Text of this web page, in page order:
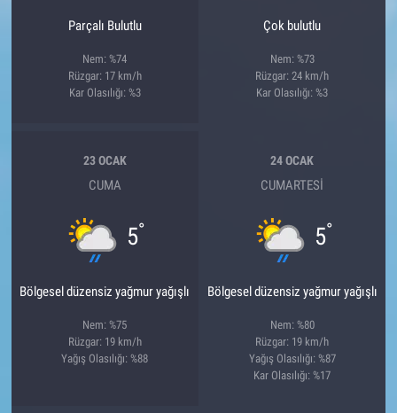
Parçalı Bulutlu
Nem: %74
Rüzgar: 17 km/h
Kar Olasılığı: %3
Çok bulutlu
Nem: %73
Rüzgar: 24 km/h
Kar Olasılığı: %3
23 OCAK
CUMA
5°
Bölgesel düzensiz yağmur yağışlı
Nem: %75
Rüzgar: 19 km/h
Yağış Olasılığı: %88
24 OCAK
CUMARTESI
5°
Bölgesel düzensiz yağmur yağışlı
Nem: %80
Rüzgar: 19 km/h
Yağış Olasılığı: %87
Kar Olasılığı: %17